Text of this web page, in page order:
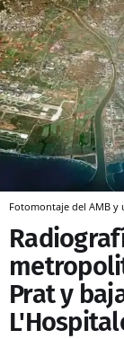
Fotomontaje del AMB y
Prat y